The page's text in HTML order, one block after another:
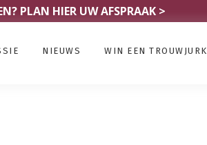
PLAN HIER UW AFSPRAAK >
NIEUWS WIN EEN TROUWJURK